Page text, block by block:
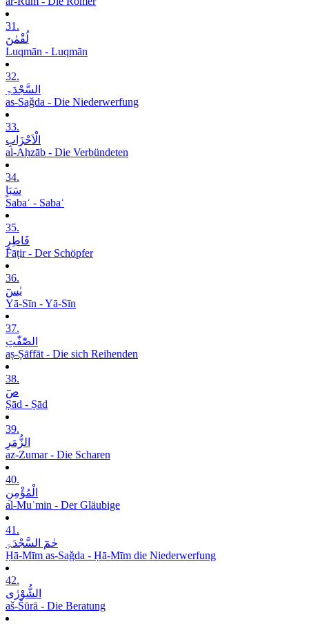
31.
لُقْمٰنَ
Luqmān - Luqmān
32.
السَّجْدَۃِ
as-Saǧda - Die Niederwerfung
33.
الْاَحْزَابِ
al-Aḥzāb - Die Verbündeten
34.
سَبَاٍ
Sabaʾ - Sabaʾ
35.
فَاطِرٍ
Fāṭir - Der Schöpfer
36.
یٰسٓ
Yā-Sīn - Yā-Sīn
37.
الصّٰٓفّٰتِ
aṣ-Ṣāffāt - Die sich Reihenden
38.
صٓ
Ṣād - Ṣād
39.
الزُّمَرِ
az-Zumar - Die Scharen
40.
الْمُؤْمِنِ
al-Muʾmin - Der Gläubige
41.
حٰمٓ السَّجْدَۃِ
Ḥā-Mīm as-Saǧda - Ḥā-Mīm die Niederwerfung
42.
الشُّوْرٰی
aš-Šūrā - Die Beratung